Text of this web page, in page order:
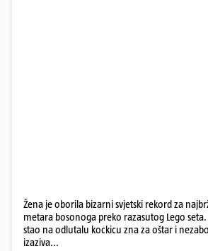
Žena je oborila bizarni svjetski rekord za
metara bosonoga preko razasutog Lego
stao na odlutalu kockicu zna za oštar i
izaziva...